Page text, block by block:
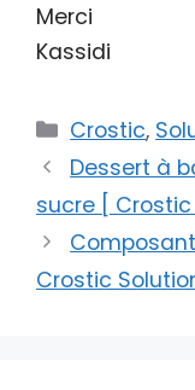
Merci
Kassidi
Catégories
Crostic,
Dessert à
sucre [ Crostic
Crostic